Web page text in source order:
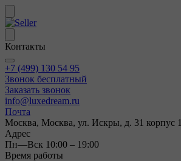
Контакты
+7 (499) 130 54 95
Звонок бесплатный
Заказать звонок
info@luxedream.ru
Почта
Москва, Москва, ул. Искры, д. 31 корпус 1
Адрес
Пн—Вск 10:00 – 19:00
Время работы